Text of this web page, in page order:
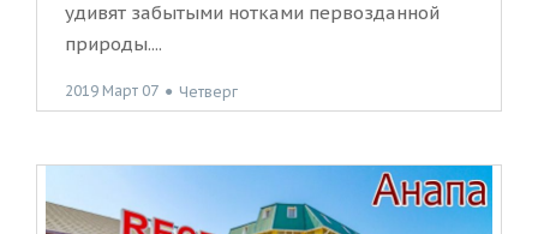
удивят забытыми нотками первозданной
природы....
2019 Март 07 ● Четверг